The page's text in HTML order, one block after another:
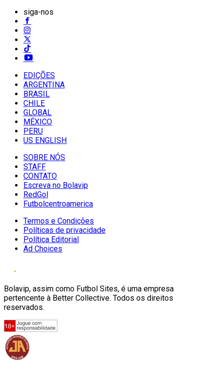
siga-nos
EDIÇÕES
ARGENTINA
BRASIL
CHILE
GLOBAL
MÉXICO
PERU
US ENGLISH
SOBRE NÓS
STAFF
CONTATO
Escreva no Bolavip
RedGol
Futbolcentroamerica
Termos e Condições
Políticas de privacidade
Política Editorial
Ad Choices
Bolavip, assim como Futbol Sites, é uma empresa
pertencente à Better Collective. Todos os direitos
reservados.